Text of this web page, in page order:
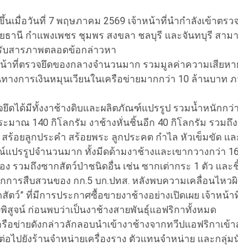
นเมื่อวันที่ 7 พฤษภาคม 2569 เจ้าหน้าที่นำกำลังเข้าตร
านี กำแพงเพชร ชุมพร สงขลา ชลบุรี และจันทบุรี สาม
บสารภาพตลอดข้อกล่าวหา
าที่ตรวจยึดของกลางจำนวนมาก รวมมูลค่าความเสียห
งการเงินหมุนเวียนในเครือข่ายมากกว่า 10 ล้านบาท ภ
ดได้มีทั้งงาช้างดิบและผลิตภัณฑ์แปรรูป รวมน้ำหนักกว่
มาณ 140 กิโลกรัม งาช้างหั่นชิ้นอีก 40 กิโลกรัม รวมถึง
ร้อยลูกประคำ สร้อยพระ ลูกประคต กำไล หัวเข็มขัด แล
ปรรูปจำนวนมาก ทั้งมีดด้ามงาช้างและเขากวางกว่า
ง รวมถึงซากสัตว์ป่าชนิดอื่น เช่น ซากเต่ากระ 1 ตัว แล
การสืบสวนของ กก.5 บก.ปทส. หลังพบความเคลื่อนไหว
สัตว์” ที่มีการประกาศซื้อขายงาช้างอย่างเปิดเผย เจ้าห
สูจน์ ก่อนพบว่าเป็นงาช้างสายพันธุ์แอฟริกาทั้งหมด
อข่ายดังกล่าวลักลอบนำเข้างาช้างจากทวีปแอฟริกาเข้
ไปยังร้านจำหน่ายเครื่องราง ตัวแทนจำหน่าย และกลุ่